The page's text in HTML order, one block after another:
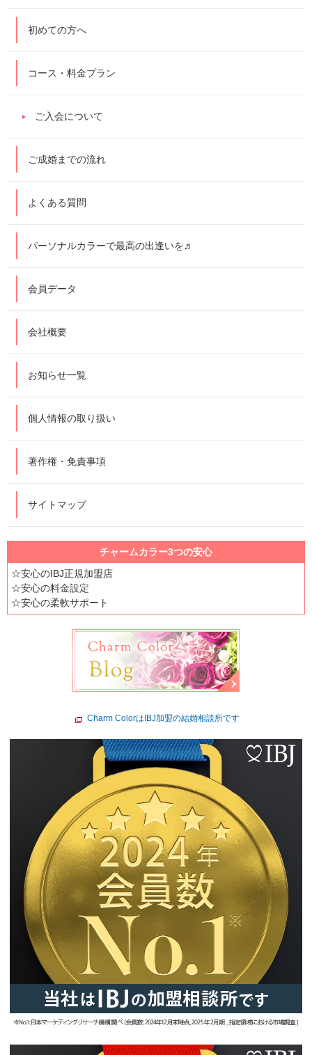
初めての方へ
コース・料金プラン
ご入会について
ご成婚までの流れ
よくある質問
パーソナルカラーで最高の出逢いを♬
会員データ
会社概要
お知らせ一覧
個人情報の取り扱い
著作権・免責事項
サイトマップ
チャームカラー3つの安心
☆安心のIBJ正規加盟店
☆安心の料金設定
☆安心の柔軟サポート
Charm ColorはIBJ加盟の結婚相談所です